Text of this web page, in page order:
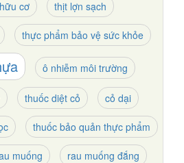
cơ thịt lợn sạch
thực phẩm bảo vệ sức khỏe
ô nhiễm môi trường
thuốc diệt cỏ cỏ dại
thuốc bảo quản thực phẩm
muống rau muống đắng